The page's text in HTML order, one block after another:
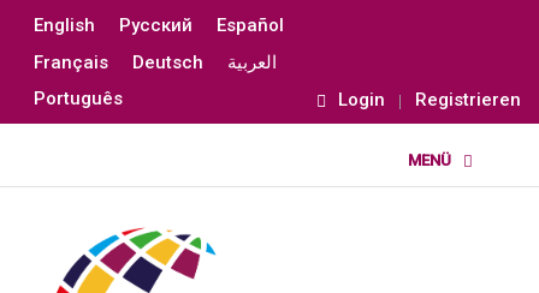
English Русский
Español
Français
Deutsch
العربية
Português
Login Registrieren